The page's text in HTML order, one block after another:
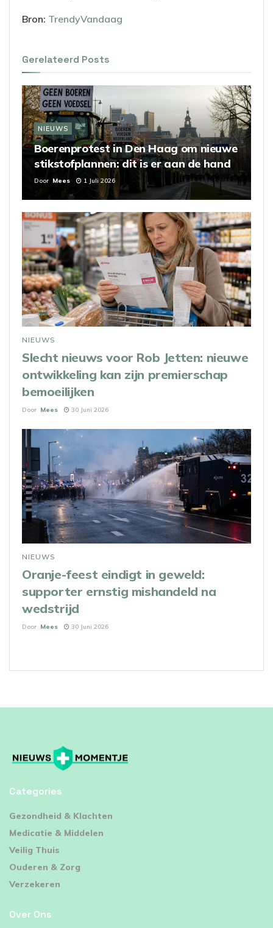
Bron: TrendyVandaag
Gerelateerd Posts
NIEUWS
Boerenprotest in Den Haag om nieuwe
stikstofplannen: dit is er aan de hand
Door Mees 1 Juli 2026
NIEUWS
Slecht nieuws voor Rob Jetten: nieuwe
ontwikkeling kan zijn premierschap
bemoeilijken
Door Mees 30 Juni 2026
NIEUWS
Oranje-feest eindigt in geweld:
supporter ernstig mishandeld na
wedstrijd
Door Mees 30 Juni 2026
Categories
⁠Gezondheid & Klachten
Medicatie & Middelen
Veilig Thuis
Ouderen & Zorg
Verzekeren
Over Ons